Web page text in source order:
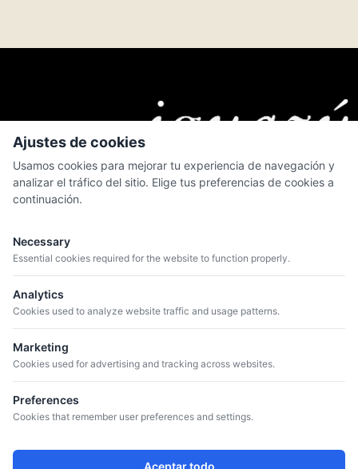
Quiénes somos
Catálogo
Bodegas
Blog
CONTACTO
info@iguazuvinos.com
DIRECCIÓN
Sant Just Desvern, Barcelona, Spain
Ajustes de cookies
Usamos cookies para mejorar tu experiencia de navegación y
analizar el tráfico del sitio. Elige tus preferencias de cookies a
continuación.
Necessary
Essential cookies required for the website to function properly.
Analytics
Cookies used to analyze website traffic and usage patterns.
Marketing
Cookies used for advertising and tracking across websites.
Preferences
Cookies that remember user preferences and settings.
Aceptar todo